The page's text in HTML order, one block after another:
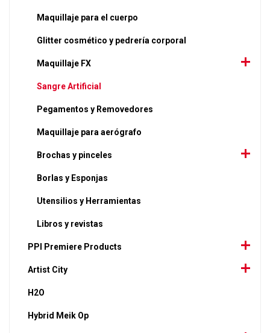
Maquillaje para el cuerpo
Glitter cosmético y pedrería corporal
Maquillaje FX
Sangre Artificial
Pegamentos y Removedores
Maquillaje para aerógrafo
Brochas y pinceles
Borlas y Esponjas
Utensilios y Herramientas
Libros y revistas
PPI Premiere Products
Artist City
H2O
Hybrid Meik Op